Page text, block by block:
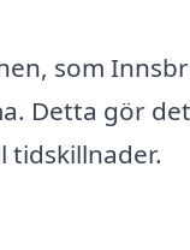
som
Detta gör
tidskillnader.